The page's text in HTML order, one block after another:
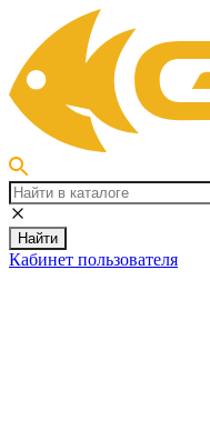
Найти
Кабинет пользователя